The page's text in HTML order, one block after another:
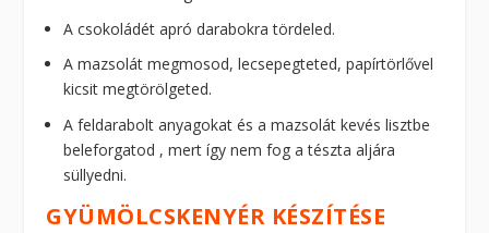
A csokoládét apró darabokra tördeled.
A mazsolát megmosod, lecsepegteted, papírtörlővel
kicsit megtörölgeted.
A feldarabolt anyagokat és a mazsolát kevés lisztbe
beleforgatod , mert így nem fog a tészta aljára
süllyedni.
GYÜMÖLCSKENYÉR KÉSZÍTÉSE